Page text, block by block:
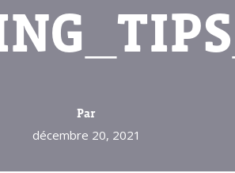
Par
décembre 20, 2021